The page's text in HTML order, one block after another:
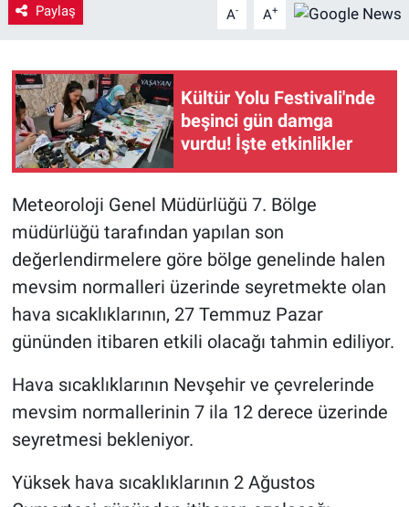
Paylaş A- A+
Kültür Yolu Festivali'nde
beşinci gün damga
vurdu! İşte etkinlikler
Meteoroloji Genel Müdürlüğü 7. Bölge
müdürlüğü tarafından yapılan son
değerlendirmelere göre bölge genelinde halen
mevsim normalleri üzerinde seyretmekte olan
hava sıcaklıklarının, 27 Temmuz Pazar
gününden itibaren etkili olacağı tahmin ediliyor.
Hava sıcaklıklarının Nevşehir ve çevrelerinde
mevsim normallerinin 7 ila 12 derece üzerinde
seyretmesi bekleniyor.
Yüksek hava sıcaklıklarının 2 Ağustos